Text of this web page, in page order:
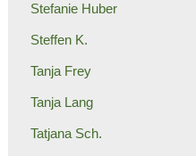
Stefanie Huber
Steffen K.
Tanja Frey
Tanja Lang
Tatjana Sch.